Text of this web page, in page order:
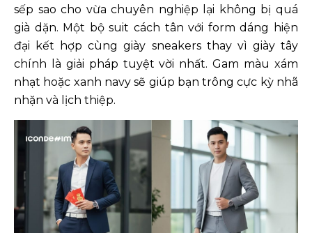
sếp sao cho vừa chuyên nghiệp lại không bị quá
già dặn. Một bộ suit cách tân với form dáng hiện
đại kết hợp cùng giày sneakers thay vì giày tây
chính là giải pháp tuyệt vời nhất. Gam màu xám
nhạt hoặc xanh navy sẽ giúp bạn trông cực kỳ nhã
nhặn và lịch thiệp.